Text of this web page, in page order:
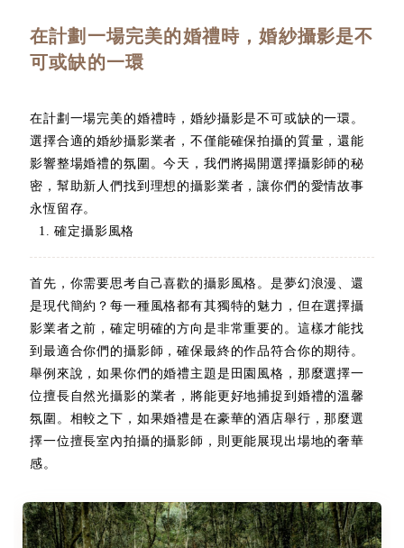
在計劃一場完美的婚禮時，婚紗攝影是不
可或缺的一環
在計劃一場完美的婚禮時，婚紗攝影是不可或缺的一環。
選擇合適的婚紗攝影業者，不僅能確保拍攝的質量，還能
影響整場婚禮的氛圍。今天，我們將揭開選擇攝影師的秘
密，幫助新人們找到理想的攝影業者，讓你們的愛情故事
永恆留存。
1. 確定攝影風格
首先，你需要思考自己喜歡的攝影風格。是夢幻浪漫、還
是現代簡約？每一種風格都有其獨特的魅力，但在選擇攝
影業者之前，確定明確的方向是非常重要的。這樣才能找
到最適合你們的攝影師，確保最終的作品符合你的期待。
舉例來說，如果你們的婚禮主題是田園風格，那麼選擇一
位擅長自然光攝影的業者，將能更好地捕捉到婚禮的溫馨
氛圍。相較之下，如果婚禮是在豪華的酒店舉行，那麼選
擇一位擅長室內拍攝的攝影師，則更能展現出場地的奢華
感。